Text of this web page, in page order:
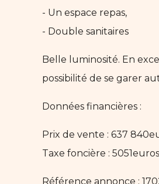
- Un espace repas,
- Double sanitaires
Belle luminosité. En
possibilité de se garer
Données financières :
Prix de vente : 637
Taxe foncière :
Référence annonce :